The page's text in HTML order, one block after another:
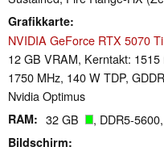
Grafikkarte
NVIDIA GeForce RTX 5070
12 GB VRAM, Kerntakt:
1750 MHz, 140 W TDP,
Nvidia Optimus
RAM 32 GB , DDR5-
Bildschirm